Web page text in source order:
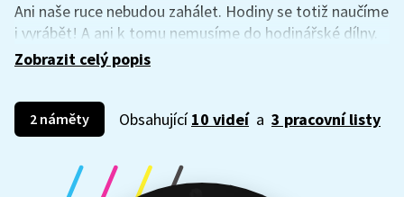
Ani naše ruce nebudou zahálet. Hodiny se totiž naučíme
i vyrábět! A ani k tomu nemusíme do hodinářské dílny.
Až budete mít hotovo, podíváme se s pomocí
utkvělo v hlavách a jak si na příkladu času a časomír
můžeme vyzkoušet i digitální a čtenářskou
gramotnost. Tak pojďme na to!
Zobrazit celý popis
2 náměty Obsahující10 videí a 3 pracovní listy